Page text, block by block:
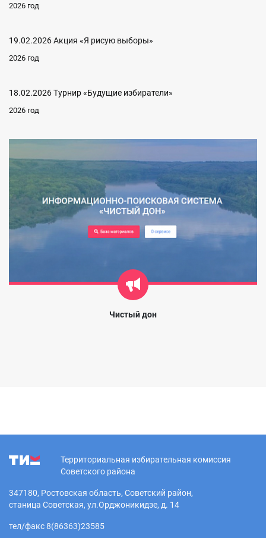
2026 год
19.02.2026 Акция «Я рисую выборы»
2026 год
18.02.2026 Турнир «Будущие избиратели»
2026 год
Чистый дон
Территориальная избирательная комиссия
Советского района
347180, Ростовская область, Советский район,
станица Советская, ул.Орджоникидзе, д. 14
тел/факс 8(86363)23585